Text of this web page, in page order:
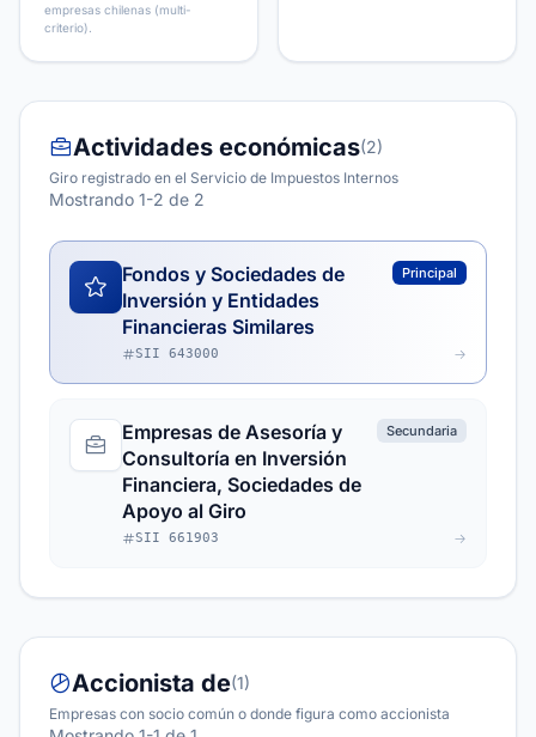
empresas chilenas (multi-
criterio).
Actividades económicas(2)
Giro registrado en el Servicio de Impuestos Internos
Mostrando 1-2 de 2
Fondos y Sociedades de
Inversión y Entidades
Financieras Similares
Principal
SII 643000
Empresas de Asesoría y
Consultoría en Inversión
Financiera, Sociedades de
Apoyo al Giro
Secundaria
SII 661903
Accionista de(1)
Empresas con socio común o donde figura como accionista